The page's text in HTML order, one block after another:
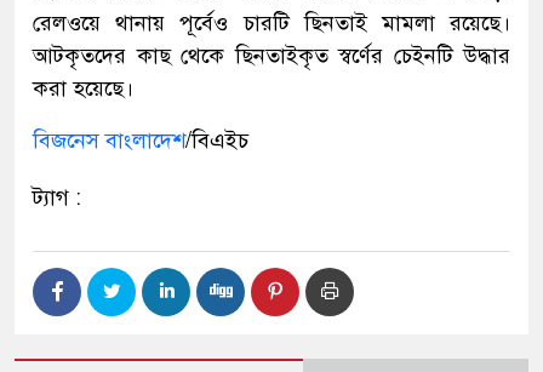
রেলওয়ে থানায় পূর্বেও চারটি ছিনতাই মামলা রয়েছে।
আটকৃতদের কাছ থেকে ছিনতাইকৃত স্বর্ণের চেইনটি উদ্ধার
করা হয়েছে।
বিজনেস বাংলাদেশ/বিএইচ
ট্যাগ :